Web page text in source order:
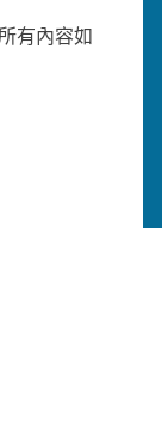
有內容如